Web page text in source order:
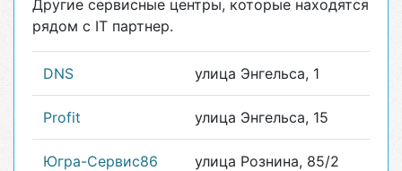
Другие сервисные центры, которые находятся
рядом с IT партнер.
DNS улица Энгельса, 1
Profit улица Энгельса, 15
Югра-Сервис86 улица Рознина, 85/2